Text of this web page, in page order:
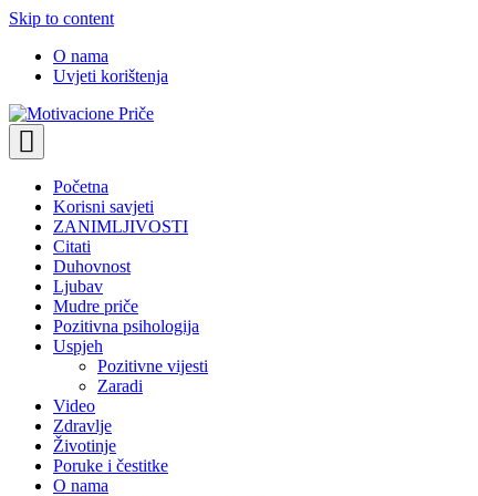
Skip to content
O nama
Uvjeti korištenja
Motivacione Priče
Mudre priče o životu i poučne priče o životu
Početna
Korisni savjeti
ZANIMLJIVOSTI
Citati
Duhovnost
Ljubav
Mudre priče
Pozitivna psihologija
Uspjeh
Pozitivne vijesti
Zaradi
Video
Zdravlje
Životinje
Poruke i čestitke
O nama